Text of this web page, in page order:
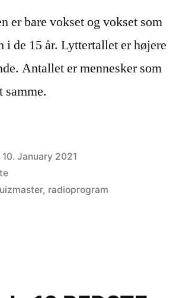
er bare vokset og vokset som
i de 15 år. Lyttertallet er højere
Antallet er mennesker som
samme.
10. January 2021
, radioprogram